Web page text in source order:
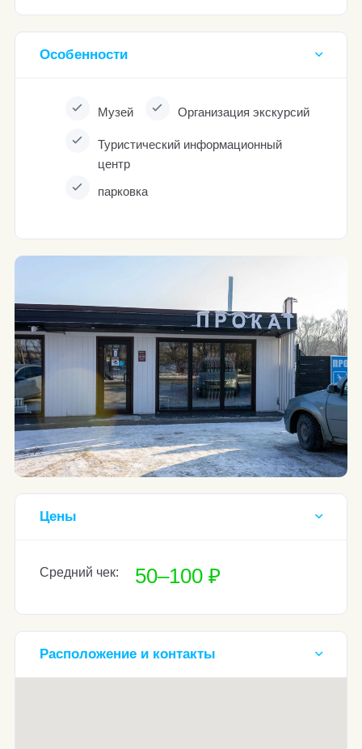
Особенности
Музей Организация экскурсий
Туристический информационный
центр
парковка
Цены
Средний чек: 50–100 ₽
Расположение и контакты